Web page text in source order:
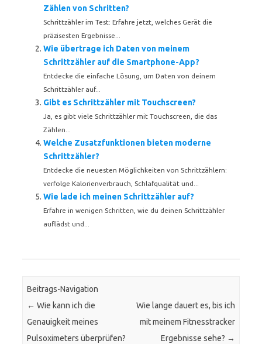
Zählen von Schritten?
Schrittzähler im Test: Erfahre jetzt, welches Gerät die
präzisesten Ergebnisse...
Wie übertrage ich Daten von meinem
Schrittzähler auf die Smartphone-App?
Entdecke die einfache Lösung, um Daten von deinem
Schrittzähler auf...
Gibt es Schrittzähler mit Touchscreen?
Ja, es gibt viele Schrittzähler mit Touchscreen, die das
Zählen...
Welche Zusatzfunktionen bieten moderne
Schrittzähler?
Entdecke die neuesten Möglichkeiten von Schrittzählern:
verfolge Kalorienverbrauch, Schlafqualität und...
Wie lade ich meinen Schrittzähler auf?
Erfahre in wenigen Schritten, wie du deinen Schrittzähler
auflädst und...
Beitrags-Navigation
← Wie kann ich die
Genauigkeit meines
Pulsoximeters überprüfen?
Wie lange dauert es, bis ich
mit meinem Fitnesstracker
Ergebnisse sehe? →